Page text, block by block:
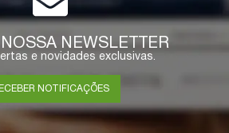
NEWSLETTER
e novidades exclusivas.
NOTIFICAÇÕES